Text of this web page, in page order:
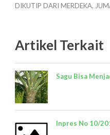
DIKUTIP DARI MERDEKA,
Artikel Terkait
Sagu Bisa
Inpres No 10/